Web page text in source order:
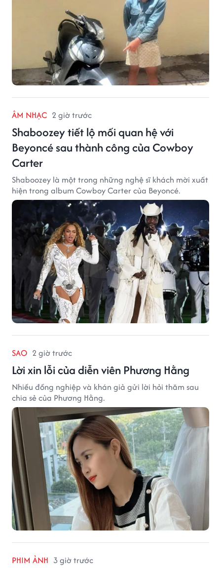
ÂM NHẠC 2 giờ trước
Shaboozey tiết lộ mối quan hệ với
Beyoncé sau thành công của Cowboy
Carter
Shaboozey là một trong những nghệ sĩ khách mời xuất
hiện trong album Cowboy Carter của Beyoncé.
SAO 2 giờ trước
Lời xin lỗi của diễn viên Phương Hằng
Nhiều đồng nghiệp và khán giả gửi lời hỏi thăm sau
chia sẻ của Phương Hằng.
PHIM ẢNH 3 giờ trước